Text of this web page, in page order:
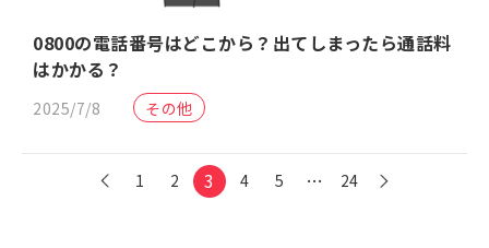
0800の電話番号はどこから？出てしまったら通話料
はかかる？
2025/7/8 その他
1 2 3 4 5 … 24